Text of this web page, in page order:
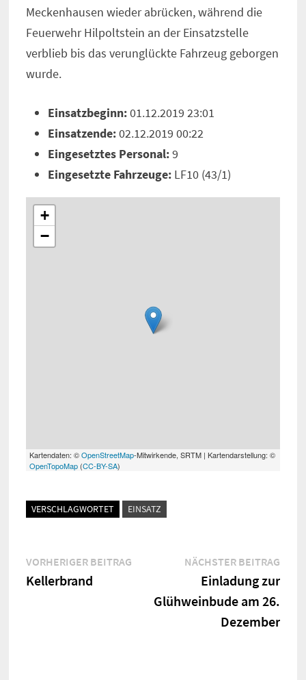
Meckenhausen wieder abrücken, während die
Feuerwehr Hilpoltstein an der Einsatzstelle
verblieb bis das verunglückte Fahrzeug geborgen
wurde.
Einsatzbeginn:01.12.2019 23:01
Einsatzende:02.12.2019 00:22
Eingesetztes Personal:9
Eingesetzte Fahrzeuge: LF10 (43/1)
+
−
Kartendaten: ©OpenStreetMap-Mitwirkende, SRTM | Kartendarstellung: ©
OpenTopoMap(CC-BY-SA)
VERSCHLAGWORTET EINSATZ
Beitragsnavigation
VORHERIGER BEITRAGVorheriger
Kellerbrand
NÄCHSTER BEITRAG
Einladung zur
Glühweinbude am 26.
Dezember